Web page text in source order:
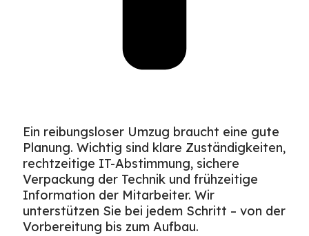
Ein reibungsloser Umzug braucht eine gute
Planung. Wichtig sind klare Zuständigkeiten,
rechtzeitige IT-Abstimmung, sichere
Verpackung der Technik und frühzeitige
Information der Mitarbeiter. Wir
unterstützen Sie bei jedem Schritt – von der
Vorbereitung bis zum Aufbau.